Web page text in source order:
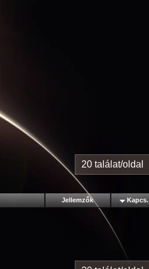
20 találat/oldal
Jellemzők Kapcs.